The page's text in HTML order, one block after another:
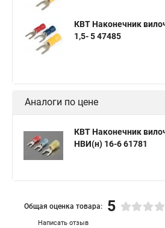
КВТ Наконечник
1,5- 5 47485
Аналоги по цене
КВТ Наконечник
НВИ(н) 16-6 61781
Написать отзыв
Общая оценка товара: 5